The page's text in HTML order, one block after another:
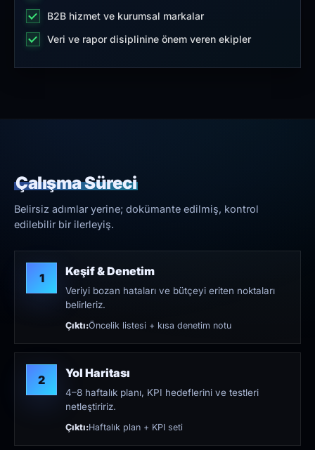
B2B hizmet ve kurumsal markalar
Veri ve rapor disiplinine önem veren ekipler
Çalışma Süreci
Belirsiz adımlar yerine; dokümante edilmiş, kontrol
edilebilir bir ilerleyiş.
1 Keşif & Denetim
Veriyi bozan hataları ve bütçeyi eriten noktaları
belirleriz.
Çıktı:Öncelik listesi + kısa denetim notu
2 Yol Haritası
4–8 haftalık planı, KPI hedeflerini ve testleri
netleştiririz.
Çıktı:Haftalık plan + KPI seti